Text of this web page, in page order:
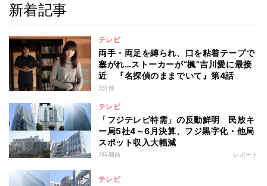
新着記事
テレビ
両手・両足を縛られ、口を粘着テープで
塞がれ…ストーカーが“楓”吉川愛に最接
近 『名探偵のままでいて』第4話
3分前
テレビ
「フジテレビ特需」の反動鮮明 民放キ
ー局5社4～6月決算、フジ黒字化・他局
スポット収入大幅減
7時間前 レポート
テレビ